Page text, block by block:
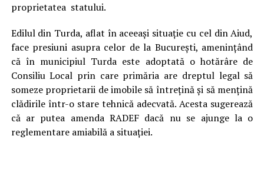
proprietatea statului.
Edilul din Turda, aflat în aceeași situație cu cel din Aiud,
face presiuni asupra celor de la Bucureşti, amenințând
că în municipiul Turda este adoptată o hotărâre de
Consiliu Local prin care primăria are dreptul legal să
someze proprietarii de imobile să întreţină şi să menţină
clădirile într-o stare tehnică adecvată. Acesta sugerează
că ar putea amenda RADEF dacă nu se ajunge la o
reglementare amiabilă a situaţiei.